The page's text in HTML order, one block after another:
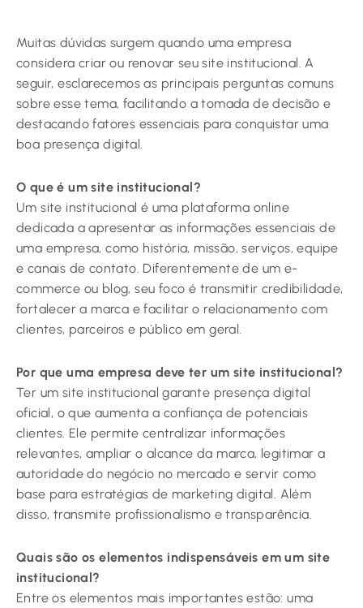
Muitas dúvidas surgem quando uma empresa
considera criar ou renovar seu site institucional. A
seguir, esclarecemos as principais perguntas comuns
sobre esse tema, facilitando a tomada de decisão e
destacando fatores essenciais para conquistar uma
boa presença digital.
O que é um site institucional?
Um site institucional é uma plataforma online
dedicada a apresentar as informações essenciais de
uma empresa, como história, missão, serviços, equipe
e canais de contato. Diferentemente de um e-
commerce ou blog, seu foco é transmitir credibilidade,
fortalecer a marca e facilitar o relacionamento com
clientes, parceiros e público em geral.
Por que uma empresa deve ter um site institucional?
Ter um site institucional garante presença digital
oficial, o que aumenta a confiança de potenciais
clientes. Ele permite centralizar informações
relevantes, ampliar o alcance da marca, legitimar a
autoridade do negócio no mercado e servir como
base para estratégias de marketing digital. Além
disso, transmite profissionalismo e transparência.
Quais são os elementos indispensáveis em um site
institucional?
Entre os elementos mais importantes estão: uma